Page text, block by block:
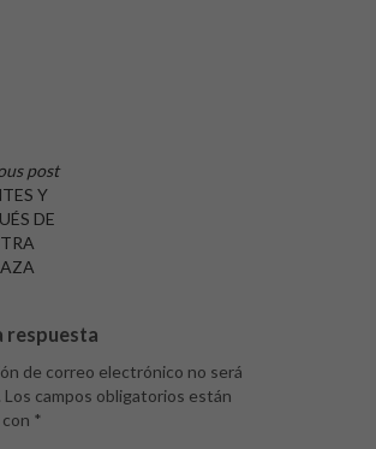
post
Y
DE
respuesta
de correo electrónico no será
Los campos obligatorios están
*